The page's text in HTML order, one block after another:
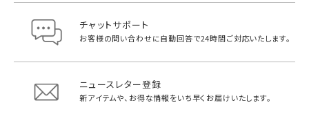
チャットサポート
お客様の問い合わせに自動回答で24時間ご対応いたします。
ニュースレター登録
新アイテムや、お得な情報をいち早く お届けいたします。